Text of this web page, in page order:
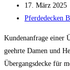
Autor:
Beitrag
veröffentlicht:
17. März 2025
Beitrags-
Pferdedecken
Kundenanfrage einer
geehrte Damen und
Übergangsdecke für